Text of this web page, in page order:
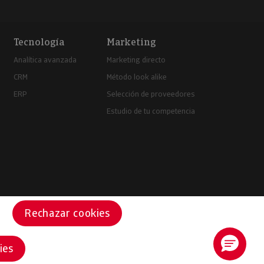
Tecnología
Analítica avanzada
CRM
ERP
Marketing
Marketing directo
Método look alike
Selección de proveedores
Estudio de tu competencia
Rechazar cookies